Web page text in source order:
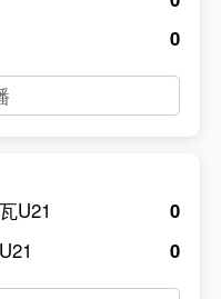
0
U21
0
0